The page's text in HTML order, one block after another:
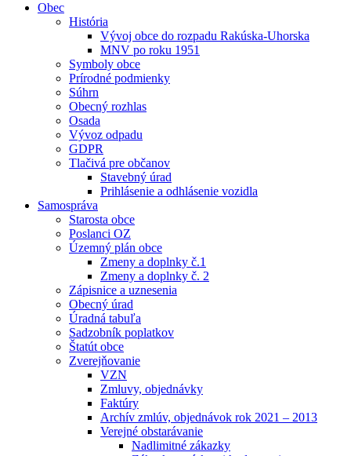
Obec
História
Vývoj obce do rozpadu Rakúska-Uhorska
MNV po roku 1951
Symboly obce
Prírodné podmienky
Súhrn
Obecný rozhlas
Osada
Vývoz odpadu
GDPR
Tlačivá pre občanov
Stavebný úrad
Prihlásenie a odhlásenie vozidla
Samospráva
Starosta obce
Poslanci OZ
Územný plán obce
Zmeny a doplnky č.1
Zmeny a doplnky č. 2
Zápisnice a uznesenia
Obecný úrad
Úradná tabuľa
Sadzobník poplatkov
Štatút obce
Zverejňovanie
VZN
Zmluvy, objednávky
Faktúry
Archív zmlúv, objednávok rok 2021 – 2013
Verejné obstarávanie
Nadlimitné zákazky